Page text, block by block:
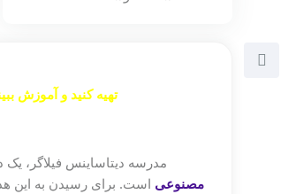
تهیه کنید و آموزش
مدرسه دیتاساینس فیلاگر،
مصنوعی است. برای رسیدن به این